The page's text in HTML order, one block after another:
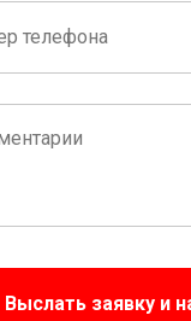
Выслать заявку и